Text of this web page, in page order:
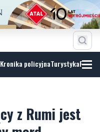
Kronika policyjnaTurystyka